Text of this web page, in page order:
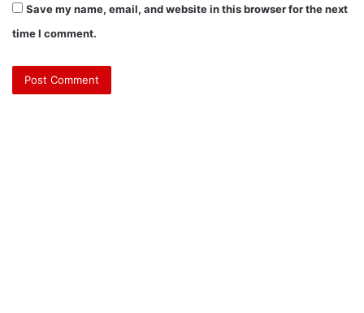
Save my name, email, and website in this browser for the next
time I comment.